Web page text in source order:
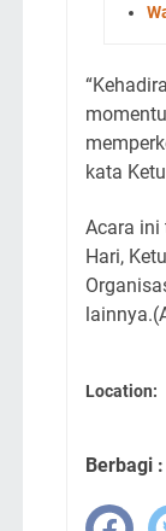
kata
Acara ini
Hari,
Location:
Berbagi :